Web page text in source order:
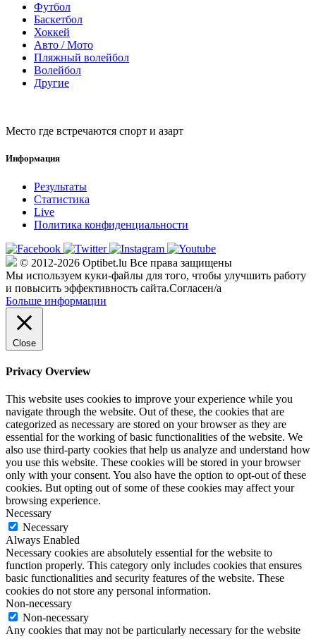
Футбол
Баскетбол
Хоккей
Авто / Мото
Пляжный волейбол
Волейбол
Другие
Место где встречаются спорт и азарт
Информация
Результаты
Статистика
Live
Политика конфиденциальности
© 2012-2026 Optibet.lu Все права защищены
Мы используем куки-файлы для того, чтобы улучшить работу
и повысить эффективность сайта.Согласен/а
Больше информации
Close
Privacy Overview
This website uses cookies to improve your experience while you
navigate through the website. Out of these, the cookies that are
categorized as necessary are stored on your browser as they are
essential for the working of basic functionalities of the website. We
also use third-party cookies that help us analyze and understand how
you use this website. These cookies will be stored in your browser
only with your consent. You also have the option to opt-out of these
cookies. But opting out of some of these cookies may affect your
browsing experience.
Necessary
Necessary
Always Enabled
Necessary cookies are absolutely essential for the website to
function properly. This category only includes cookies that ensures
basic functionalities and security features of the website. These
cookies do not store any personal information.
Non-necessary
Non-necessary
Any cookies that may not be particularly necessary for the website